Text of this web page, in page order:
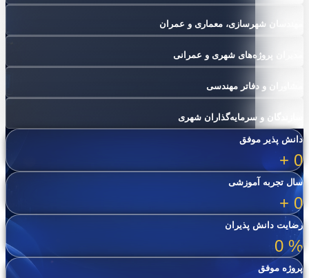
مهندسان شهرسازی، معماری و عمران
مدیران پروژه‌های شهری و عمرانی
مشاوران و دفاتر مهندسی
سازندگان و سرمایه‌گذاران شهری
دانش پذیر موفق
0
+
سال تجربه آموزشی
0
+
رضایت دانش پذیران
%
0
پروژه موفق